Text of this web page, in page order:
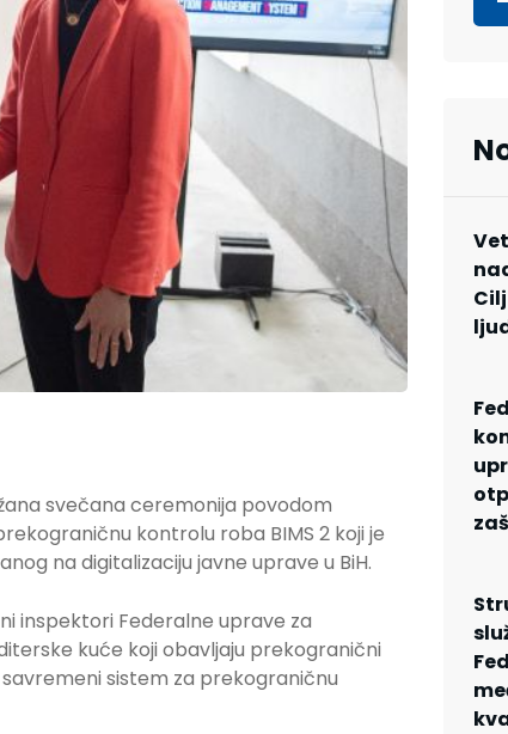
svečana ceremonija povodom
kontrolu roba BIMS 2 koji je
na digitalizaciju javne uprave u BiH.
inspektori Federalne uprave za
kuće koji obavljaju prekogranični
sistem za prekograničnu